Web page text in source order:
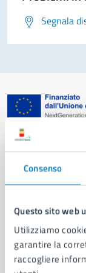
Consenso
Questo sito web
Utilizziamo
garantire la
raccogliere
Segnala
Organi di governo
Municipalità
Uffici
Enti e fondazioni
Politici